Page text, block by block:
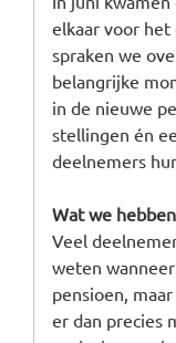
elkaar voor
spraken we
belangrijke
in de nieuwe
stellingen én
deelnemers
Wat we
Veel
weten
pensioen,
er dan precies